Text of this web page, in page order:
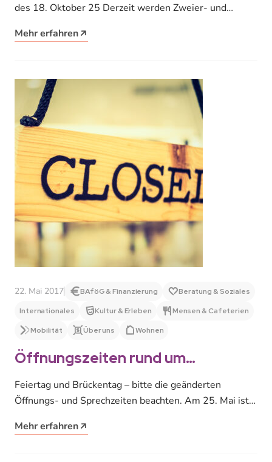
des 18. Oktober 25 Derzeit werden Zweier- und
Straße…
Mehr erfahren
22. Mai 2017 BAföG & Finanzierung
Beratung & Soziales
Internationales
Kultur & Erleben
Mensen & Cafeterien
Mobilität
Über uns Wohnen
Öffnungszeiten rund um
Himmelfahrt
Feiertag und Brückentag – bitte die geänderten
Öffnungs- und Sprechzeiten beachten. Am 25. Mai ist
Mehr erfahren